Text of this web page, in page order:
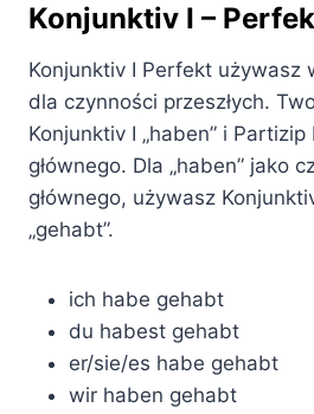
Konjunktiv I –
Konjunktiv I Perfekt używasz
dla czynności przeszłych.
Konjunktiv I „haben” i
głównego. Dla „haben” jako
głównego, używasz
„gehabt”.
ich habe gehabt
du habest gehabt
er/sie/es habe gehabt
wir haben gehabt